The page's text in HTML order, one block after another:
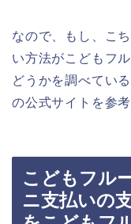
なので、もし、こ
い方法がこどもフ
どうかを調べてい
の公式サイトを参
こどもフル
ニ支払いの